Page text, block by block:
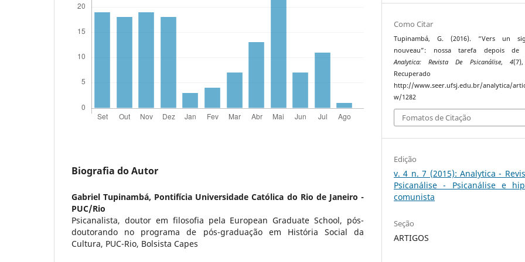
Biografia do Autor
Gabriel Tupinambá, Pontifícia Universidade Católica do Rio de Janeiro -
PUC/Rio
Psicanalista, doutor em filosofia pela European Graduate School, pós-
doutorando no programa de pós-graduação em História Social da
Cultura, PUC-Rio, Bolsista Capes
Como Citar
Tupinambá, G. (2016). “Vers un
nouveau”: nossa tarefa depois de
Analytica: Revista De Psicanálise, 4
Recuperado
http://www.seer.ufsj.edu.br/analytica/
w/1282
Fomatos de Citação
Edição
v. 4 n. 7 (2015): Analytica -
Psicanálise - Psicanálise e
comunista
Seção
ARTIGOS